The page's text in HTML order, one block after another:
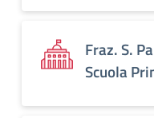
Fraz. S.
Scuola